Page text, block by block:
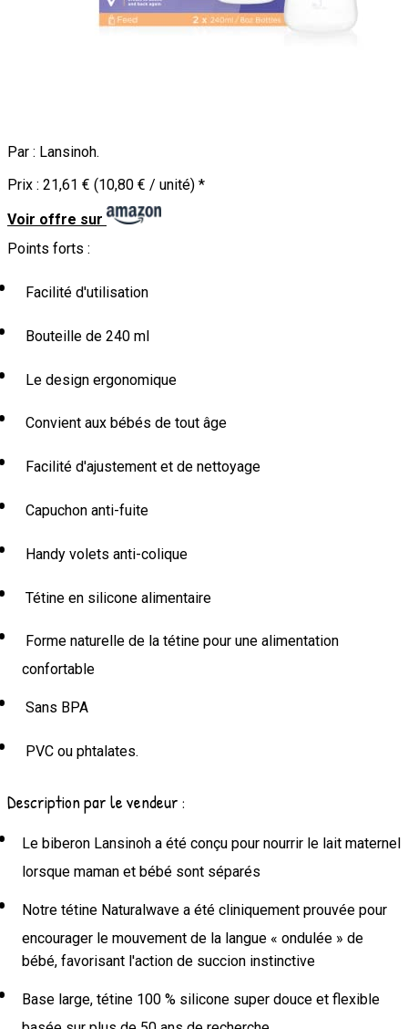
Par : Lansinoh.
Prix : 21,61 € (10,80 € / unité) *
Voir offre sur
Points forts :
Facilité d'utilisation
Bouteille de 240 ml
Le design ergonomique
Convient aux bébés de tout âge
Facilité d'ajustement et de nettoyage
Capuchon anti-fuite
Handy volets anti-colique
Tétine en silicone alimentaire
Forme naturelle de la tétine pour une alimentation
confortable
Sans BPA
PVC ou phtalates.
Description par le vendeur :
Le biberon Lansinoh a été conçu pour nourrir le lait maternel
lorsque maman et bébé sont séparés
Notre tétine Naturalwave a été cliniquement prouvée pour
encourager le mouvement de la langue « ondulée » de
bébé, favorisant l'action de succion instinctive
Base large, tétine 100 % silicone super douce et flexible